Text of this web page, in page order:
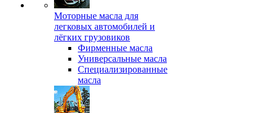
Моторные масла для
легковых автомобилей и
лёгких грузовиков
Фирменные масла
Универсальные масла
Специализированные
масла